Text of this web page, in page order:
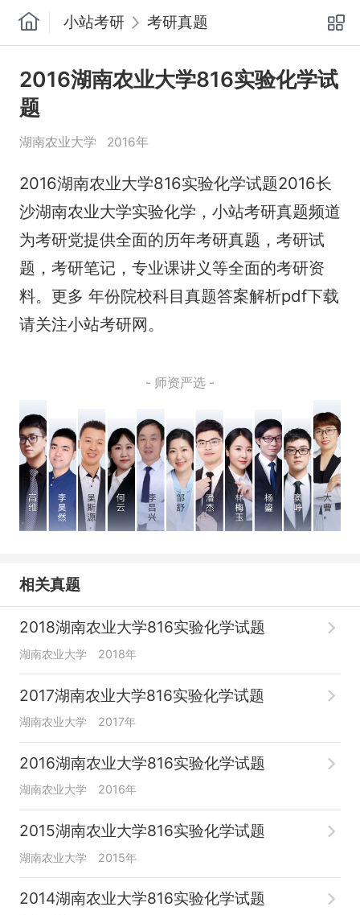
小站考研 考研真题
2016湖南农业大学816实验化学试
题
湖南农业大学 2016年
2016湖南农业大学816实验化学试题2016长
沙湖南农业大学实验化学，小站考研真题频道
为考研党提供全面的历年考研真题，考研试
题，考研笔记，专业课讲义等全面的考研资
料。更多 年份院校科目真题答案解析pdf下载
请关注小站考研网。
- 师资严选 -
相关真题
2018湖南农业大学816实验化学试题
湖南农业大学 2018年
2017湖南农业大学816实验化学试题
湖南农业大学 2017年
2016湖南农业大学816实验化学试题
湖南农业大学 2016年
2015湖南农业大学816实验化学试题
湖南农业大学 2015年
2014湖南农业大学816实验化学试题